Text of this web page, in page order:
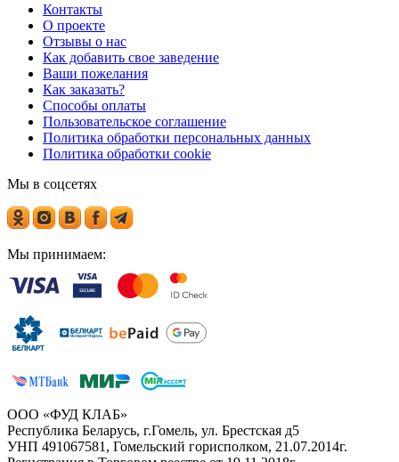
Контакты
О проекте
Отзывы о нас
Как добавить свое заведение
Ваши пожелания
Как заказать?
Способы оплаты
Пользовательское соглашение
Политика обработки персональных данных
Политика обработки cookie
Мы в соцсетях
Мы принимаем:
ООО «ФУД КЛАБ»
Республика Беларусь, г.Гомель, ул. Брестская д5
УНП 491067581, Гомельский горисполком, 21.07.2014г.